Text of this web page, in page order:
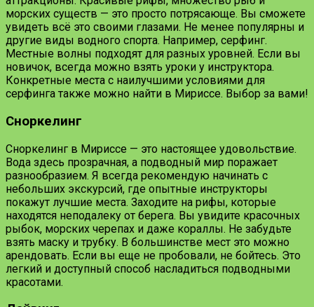
морских существ — это просто потрясающе. Вы сможете
увидеть всё это своими глазами. Не менее популярны и
другие виды водного спорта. Например, серфинг.
Местные волны подходят для разных уровней. Если вы
новичок, всегда можно взять уроки у инструктора.
Конкретные места с наилучшими условиями для
серфинга также можно найти в Мириссе. Выбор за вами!
Сноркелинг
Сноркелинг в Мириссе — это настоящее удовольствие.
Вода здесь прозрачная, а подводный мир поражает
разнообразием. Я всегда рекомендую начинать с
небольших экскурсий, где опытные инструкторы
покажут лучшие места. Заходите на рифы, которые
находятся неподалеку от берега. Вы увидите красочных
рыбок, морских черепах и даже кораллы. Не забудьте
взять маску и трубку. В большинстве мест это можно
арендовать. Если вы еще не пробовали, не бойтесь. Это
легкий и доступный способ насладиться подводными
красотами.